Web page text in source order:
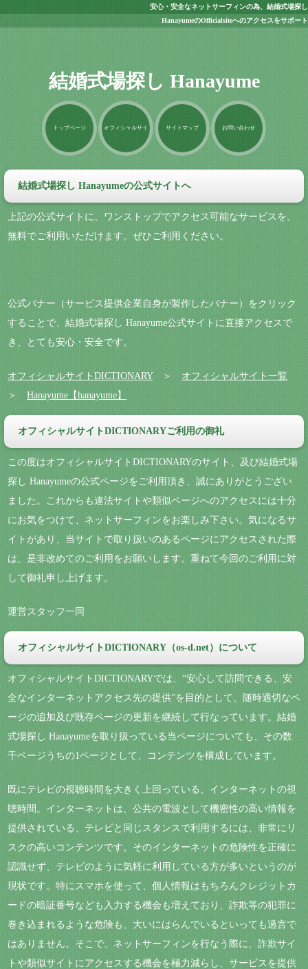
安心・安全なネットサーフィンの為、結婚式場探し
HanayumeのOfficialsiteへのアクセスをサポート
結婚式場探し Hanayume
トップページ オフィシャルサイ サイトマップ お問い合わせ
結婚式場探し Hanayumeの公式サイトへ
上記の公式サイトに、ワンストップでアクセス可能なサービスを、
無料でご利用いただけます。ぜひご利用ください。
公式バナー（サービス提供企業自身が製作したバナー）をクリック
することで、結婚式場探し Hanayume公式サイトに直接アクセスで
き、とても安心・安全です。
オフィシャルサイトDICTIONARY＞ オフィシャルサイト一覧
＞ Hanayume【hanayume】
オフィシャルサイトDICTIONARYご利用の御礼
この度はオフィシャルサイトDICTIONARYのサイト、及び結婚式場
探し Hanayumeの公式ページをご利用頂き、誠にありがとうござい
ました。これからも違法サイトや類似ページへのアクセスには十分
にお気をつけて、ネットサーフィンをお楽しみ下さい。気になるサ
イトがあり、当サイトで取り扱いのあるページにアクセスされた際
は、是非改めてのご利用をお願いします。重ねて今回のご利用に対
して御礼申し上げます。
運営スタッフ一同
オフィシャルサイトDICTIONARY（os-d.net）について
オフィシャルサイトDICTIONARYでは、“安心して訪問できる、安
全なインターネットアクセス先の提供”を目的として、随時適切なペ
ージの追加及び既存ページの更新を継続して行なっています。結婚
式場探し Hanayumeを取り扱っている当ページについても、その数
千ページうちの1ページとして、コンテンツを構成しています。
既にテレビの視聴時間を大きく上回っている、インターネットの視
聴時間。インターネットは、公共の電波として機密性の高い情報を
提供されている、テレビと同じスタンスで利用するには、非常にリ
スクの高いコンテンツです。そのインターネットの危険性を正確に
認識せず、テレビのように気軽に利用している方が多いというのが
現状です。特にスマホを使って、個人情報はもちろんクレジットカ
ードの暗証番号なども入力する機会も増えており、詐欺等の犯罪に
巻き込まれるような危険も、大いにはらんでいるといっても過言で
はありません。そこで、ネットサーフィンを行なう際に、詐欺サイ
トや類似サイトにアクセスする機会を極力減らし、サービスを提供